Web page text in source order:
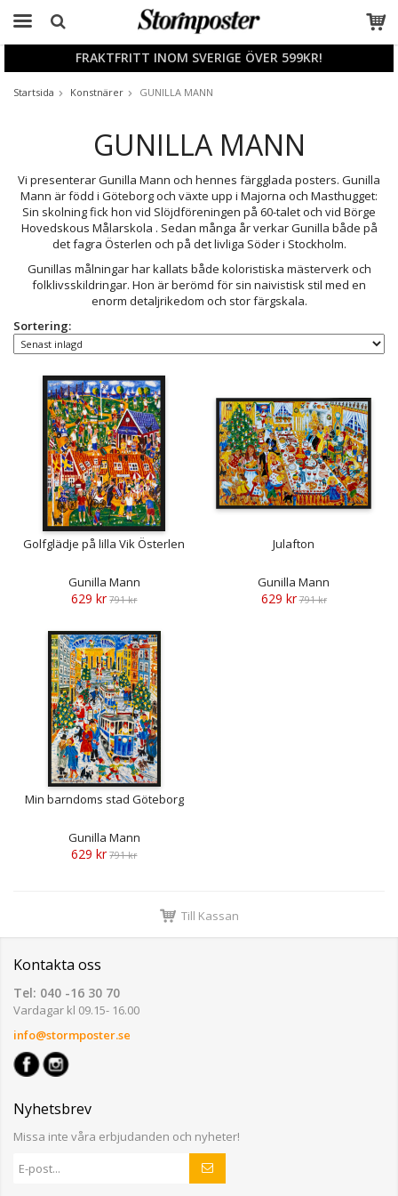
FRAKTFRITT INOM SVERIGE ÖVER 599KR!
Startsida Konstnärer GUNILLA MANN
GUNILLA MANN
Vi presenterar Gunilla Mann och hennes färgglada posters. Gunilla
Mann är född i Göteborg och växte upp i Majorna och Masthugget:
Sin skolning fick hon vid Slöjdföreningen på 60-talet och vid Börge
Hovedskous Målarskola . Sedan många år verkar Gunilla både på
det fagra Österlen och på det livliga Söder i Stockholm.
Gunillas målningar har kallats både koloristiska mästerverk och
folklivsskildringar. Hon är berömd för sin naivistisk stil med en
enorm detaljrikedom och stor färgskala.
Sortering:
Golfglädje på lilla Vik Österlen
Gunilla Mann
629 kr 791 kr
Julafton
Gunilla Mann
629 kr 791 kr
Min barndoms stad Göteborg
Gunilla Mann
629 kr 791 kr
Till Kassan
Kontakta oss
Tel: 040 -16 30 70
Vardagar kl 09.15- 16.00
info@stormposter.se
Nyhetsbrev
Missa inte våra erbjudanden och nyheter!